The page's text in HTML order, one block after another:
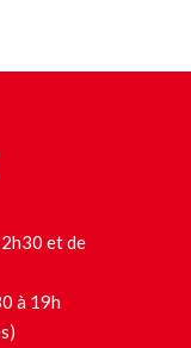
et de
à 19h